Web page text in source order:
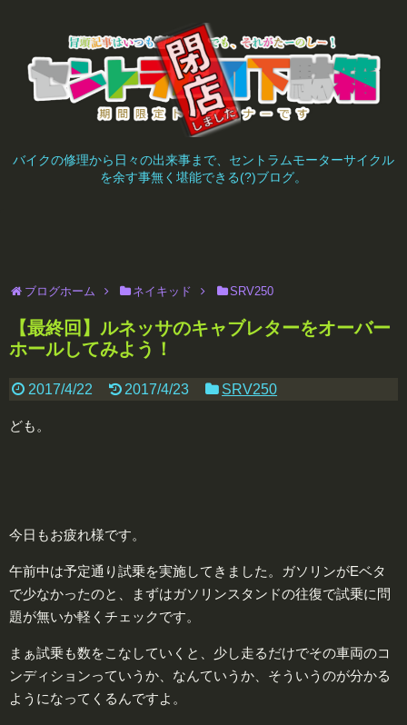
バイクの修理から日々の出来事まで、セントラムモーターサイクル
を余す事無く堪能できる(?)ブログ。
ブログホーム ネイキッド SRV250
【最終回】ルネッサのキャブレターをオーバー
ホールしてみよう！
2017/4/22 2017/4/23 SRV250
ども。
今日もお疲れ様です。
午前中は予定通り試乗を実施してきました。ガソリンがEベタ
で少なかったのと、まずはガソリンスタンドの往復で試乗に問
題が無いか軽くチェックです。
まぁ試乗も数をこなしていくと、少し走るだけでその車両のコ
ンディションっていうか、なんていうか、そういうのが分かる
ようになってくるんですよ。